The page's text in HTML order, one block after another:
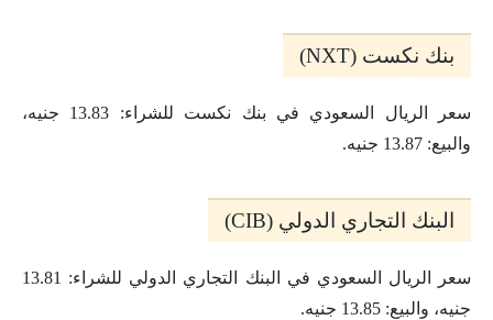
بنك نكست (NXT)
سعر الريال السعودي في بنك نكست للشراء: 13.83 جنيه،
والبيع: 13.87 جنيه.
البنك التجاري الدولي (CIB)
سعر الريال السعودي في البنك التجاري الدولي للشراء: 13.81
جنيه، والبيع: 13.85 جنيه.